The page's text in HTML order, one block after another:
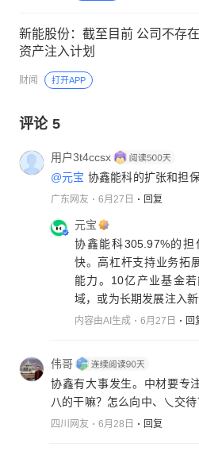
新能股份：截至目前 公司不存
资产注入计划
财闻 打开APP
评论 5
用户3t4ccsx
@元宝 协鑫能科的扩张和担
广东网友 6月27日 回复
元宝
协鑫能科305.97%的
快。高杠杆支持业务拓
能力。10亿产业基金
域，或为长期发展注入新
内容由AI生成 6月27日 回
伟哥
协鑫有大事发生。中材要专
八的干嘛？怎么向中、乀交待
四川网友 6月28日 回复